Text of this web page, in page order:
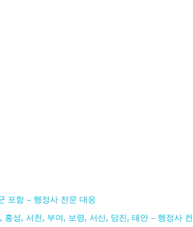
포함 – 행정사 전문 대응
성, 서천, 부여, 보령, 서산, 당진, 태안 – 행정사 컨